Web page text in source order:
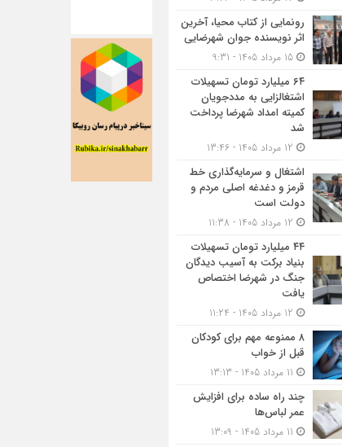
رونمایی از کتاب محیا، آخرین
اثر نویسنده جوان شهرضایی
۶۴ میلیارد تومان تسهیلات
اشتغالزایی به مددجویان
کمیته امداد شهرضا پرداخت
شد
اشتغال و سرمایه‌گذاری خط
قرمز و دغدغه اصلی مردم و
دولت است
۴۴ میلیارد تومان تسهیلات
بنیاد برکت به آسیب دیدگان
جنگ در شهرضا اختصاص
یافت
۸ ممنوعه مهم برای کودکان
قبل از خواب
چند راه ساده برای افزایش
عمر لباس‌ها